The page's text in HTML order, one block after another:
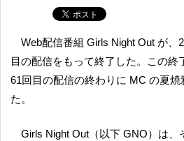
Web配信番組 Girls Night Out が、2017年３月30日の第61回
目の配信をもって終了した。この終
61回目の配信の終わりに MC の夏
た。
Girls Night Out（以下 GNO）は、その前身の Green Room